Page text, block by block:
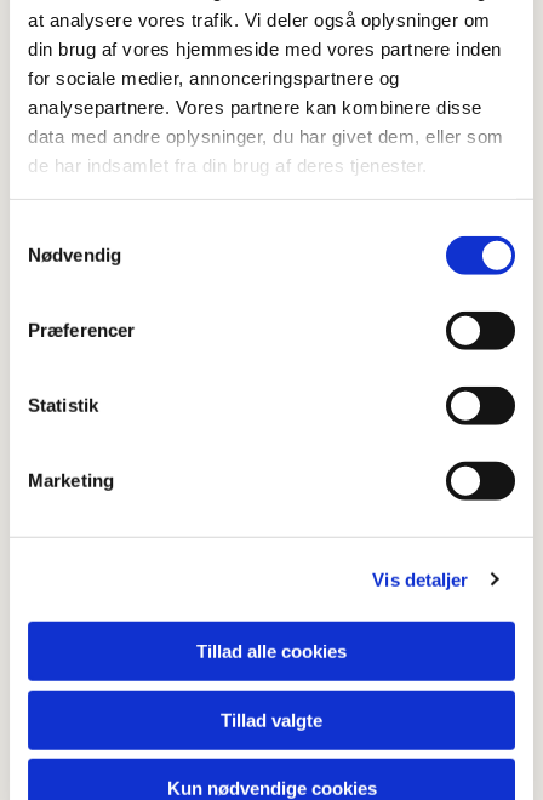
at analysere vores trafik. Vi deler også oplysninger om
din brug af vores hjemmeside med vores partnere inden
for sociale medier, annonceringspartnere og
analysepartnere. Vores partnere kan kombinere disse
data med andre oplysninger, du har givet dem, eller som
de har indsamlet fra din brug af deres tjenester.
Nødvendig
Præferencer
Statistik
Marketing
Vis detaljer
Tillad alle cookies
Tillad valgte
Kun nødvendige cookies
Oktober | 3 gange

Ølstykke Sognecenter
Efterårsferie i Uge 42
November | 1 gang